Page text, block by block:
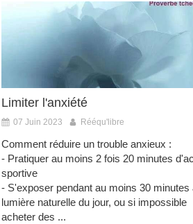
Limiter l'anxiété
07 Juin 2023 Rééqu'libre
Comment réduire un trouble anxieux :
- Pratiquer au moins 2 fois 20 minutes
sportive
- S'exposer pendant au moins 30 minutes
lumière naturelle du jour, ou si impossible
acheter des ...